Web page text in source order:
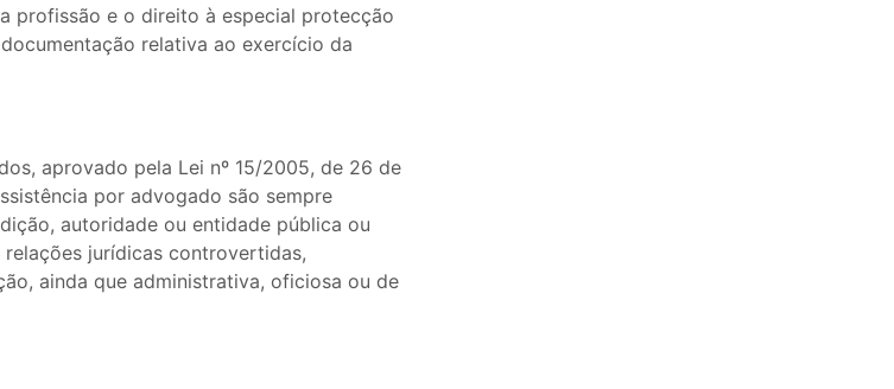
profissão e o direito à especial protecção
relativa ao exercício da
aprovado pela Lei nº 15/2005, de 26 de
por advogado são sempre
autoridade ou entidade pública ou
jurídicas controvertidas,
ainda que administrativa, oficiosa ou de